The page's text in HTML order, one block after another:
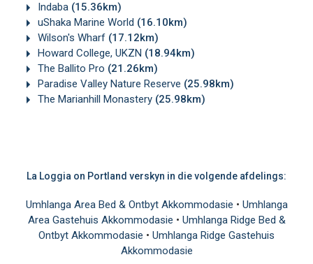
Indaba (15.36km)
uShaka Marine World (16.10km)
Wilson's Wharf (17.12km)
Howard College, UKZN (18.94km)
The Ballito Pro (21.26km)
Paradise Valley Nature Reserve (25.98km)
The Marianhill Monastery (25.98km)
La Loggia on Portland verskyn in die volgende afdelings:
Umhlanga Area Bed & Ontbyt Akkommodasie • Umhlanga
Area Gastehuis Akkommodasie • Umhlanga Ridge Bed &
Ontbyt Akkommodasie • Umhlanga Ridge Gastehuis
Akkommodasie